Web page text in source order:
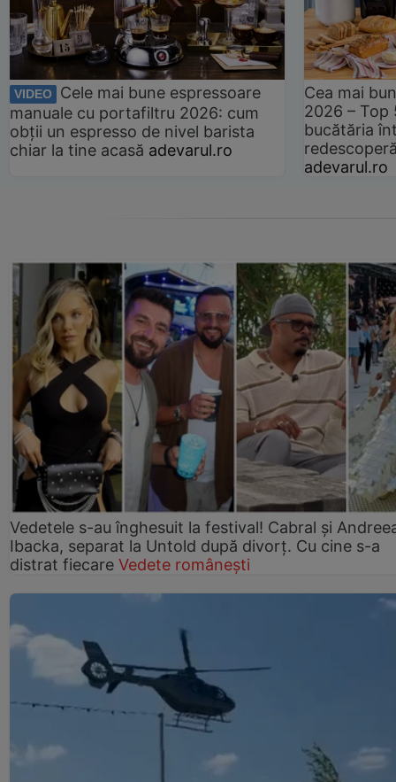
VIDEO
Cele mai bune espressoare
manuale cu portafiltru 2026: cum
obții un espresso de nivel barista
chiar la tine acasă adevarul.ro
Cea mai
2026 –
bucătăria
adevarul.ro
Vedetele s-au înghesuit la festival! Cabral și
Ibacka, separat la Untold după divorț. Cu cine s-a
distrat fiecare Vedete românești